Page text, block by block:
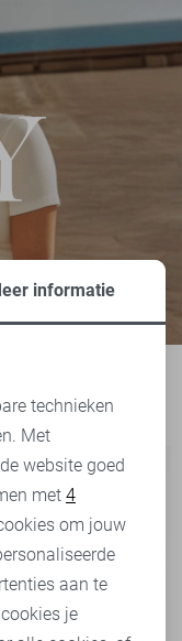
informatie
technieken
Met
website goed
met 4
om jouw
aan te
je